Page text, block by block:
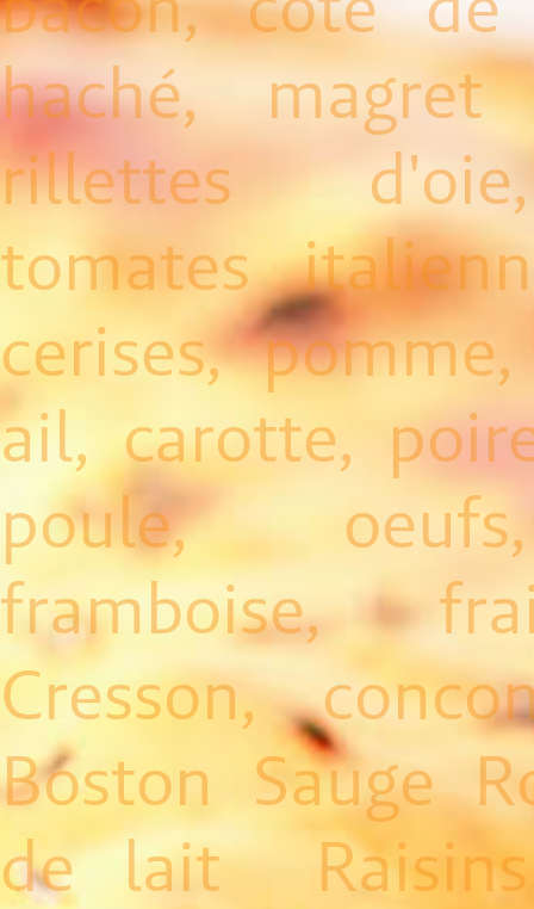
haché,
rillettes
tomates
cerises,
ail, carotte,
poule,
framboise,
Cresson,
Boston Sauge
de lait